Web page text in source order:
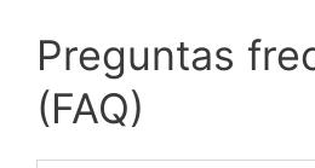
Preguntas
(FAQ)